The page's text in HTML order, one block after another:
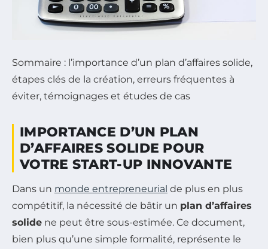
Sommaire : l’importance d’un plan d’affaires solide,
étapes clés de la création, erreurs fréquentes à
éviter, témoignages et études de cas
IMPORTANCE D’UN PLAN
D’AFFAIRES SOLIDE POUR
VOTRE START-UP INNOVANTE
Dans un monde entrepreneurial de plus en plus
compétitif, la nécessité de bâtir un plan d’affaires
solide ne peut être sous-estimée. Ce document,
bien plus qu’une simple formalité, représente le